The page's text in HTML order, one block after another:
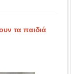
τα παιδιά